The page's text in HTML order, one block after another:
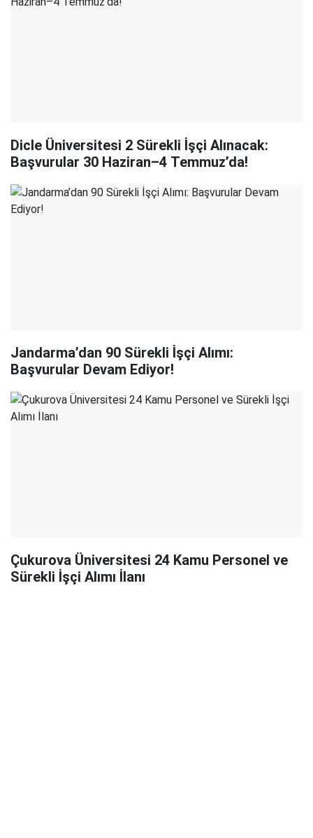
Dicle Üniversitesi 2 Sürekli İşçi Alınacak:
Başvurular 30 Haziran–4 Temmuz’da!
Jandarma’dan 90 Sürekli İşçi Alımı:
Başvurular Devam Ediyor!
Çukurova Üniversitesi 24 Kamu Personel ve
Sürekli İşçi Alımı İlanı